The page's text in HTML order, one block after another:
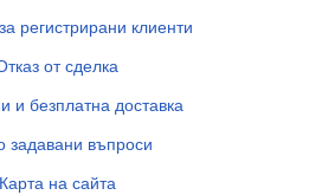
регистрирани клиенти
от сделка
и безплатна доставка
задавани въпроси
Карта на сайта